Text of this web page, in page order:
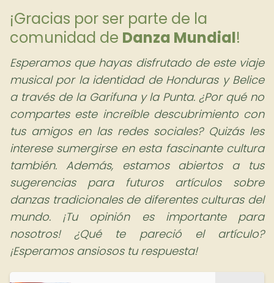
¡Gracias por ser parte de la
comunidad de Danza Mundial!
Esperamos que hayas disfrutado de este viaje
musical por la identidad de Honduras y Belice
a través de la Garifuna y la Punta. ¿Por qué no
compartes este increíble descubrimiento con
tus amigos en las redes sociales? Quizás les
interese sumergirse en esta fascinante cultura
también. Además, estamos abiertos a tus
sugerencias para futuros artículos sobre
danzas tradicionales de diferentes culturas del
mundo. ¡Tu opinión es importante para
nosotros! ¿Qué te pareció el artículo?
¡Esperamos ansiosos tu respuesta!